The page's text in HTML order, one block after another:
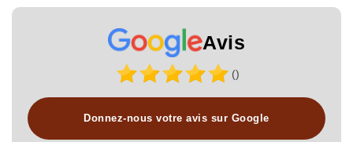
Avis
()
Donnez-nous votre avis sur Google